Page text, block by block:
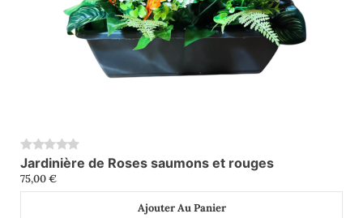
0
Jardinière de Roses saumons et rouges
75,00€
Ajouter Au Panier